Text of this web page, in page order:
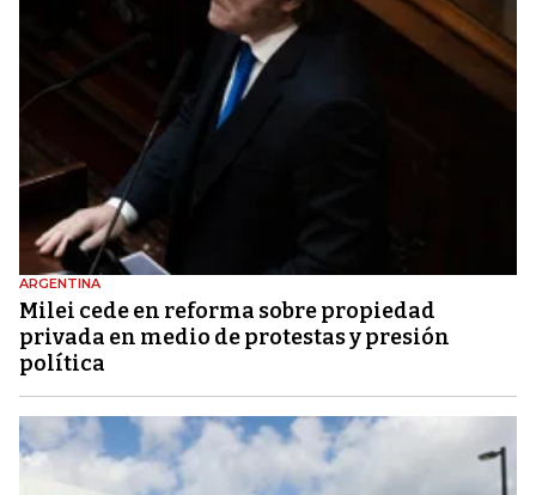
ARGENTINA
Milei cede en reforma sobre propiedad
privada en medio de protestas y presión
política